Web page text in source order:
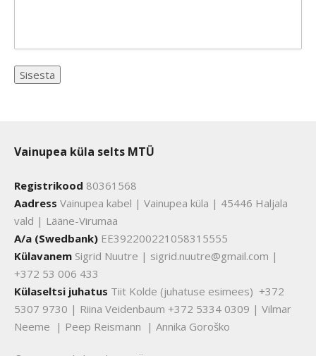
Vainupea küla selts MTÜ
Registrikood 80361568
Aadress Vainupea kabel | Vainupea küla | 45446 Haljala
vald | Lääne-Virumaa
A/a (Swedbank) EE392200221058315555
Külavanem Sigrid Nuutre | sigrid.nuutre@gmail.com |
+372 53 006 433
Külaseltsi juhatus Tiit Kolde (juhatuse esimees) +372
5307 9730 | Riina Veidenbaum +372 5334 0309 | Vilmar
Neeme | Peep Reismann | Annika Goroško